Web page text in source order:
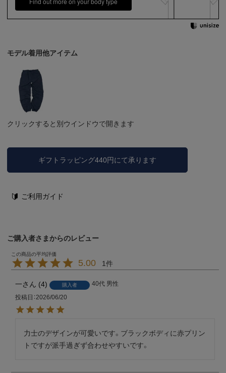
モデル着用他アイテム
クリックすると別ウインドウで開きます
ギフトラッピング440円にて承ります
ご利用ガイド
ご購入者さまからのレビュー
5.00 1
一 4 購入者 40代 男性
投稿日 2026/06/20
力士のデザインが可愛いです。ブラックボディに赤プリン
トですが派手過ぎず合わせやすいです。